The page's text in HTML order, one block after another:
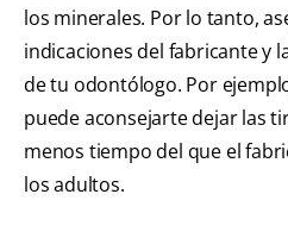
los minerales. Por lo tanto,
indicaciones del fabricante y
de tu odontólogo. Por
puede aconsejarte dejar las
menos tiempo del que el
los adultos.